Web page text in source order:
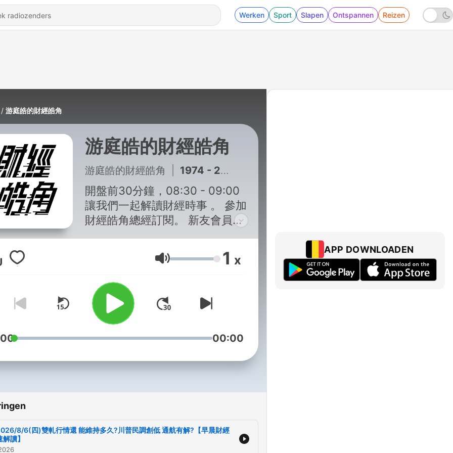
Werken Sport Slapen Ontspannen Reizen
游庭皓的財經皓角
游庭皓的財經皓角
游庭皓的財經皓角 1974 - 2026/8/6(四)雙軋行情還 能維持多久?川普民調創低 通航有解?【早晨財經速解讀】
開盤前30分鐘，08:30 - 09:00
讓我們一起解讀財經時事 。 參加
財經皓角總經訂閱。 新友會員
員 https://yutinghao.finance 我
加會員手冊
https://reurl.cc/rvvqAr 如有疑
問，歡迎來信
jackieyutw@gmail.com """"" ♥️
https://p.ecpay.com.tw/B83478D
Volume 1 x
00:00
8/6(四)雙軋行情還 能維持多久?川普民調創低 通航有解?【早晨財經
解讀】
APP DOWNLOADEN